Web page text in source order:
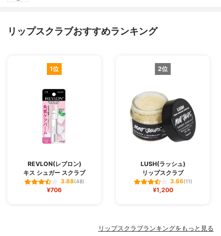
リップスクラブおすすめランキング
1位
REVLON(レブロン)
キス シュガー スクラブ
3.88(48)
¥706
2位
LUSH(ラッシュ)
リップスクラブ
3.86(11)
¥1,200
リップスクラブランキングをもっと見る